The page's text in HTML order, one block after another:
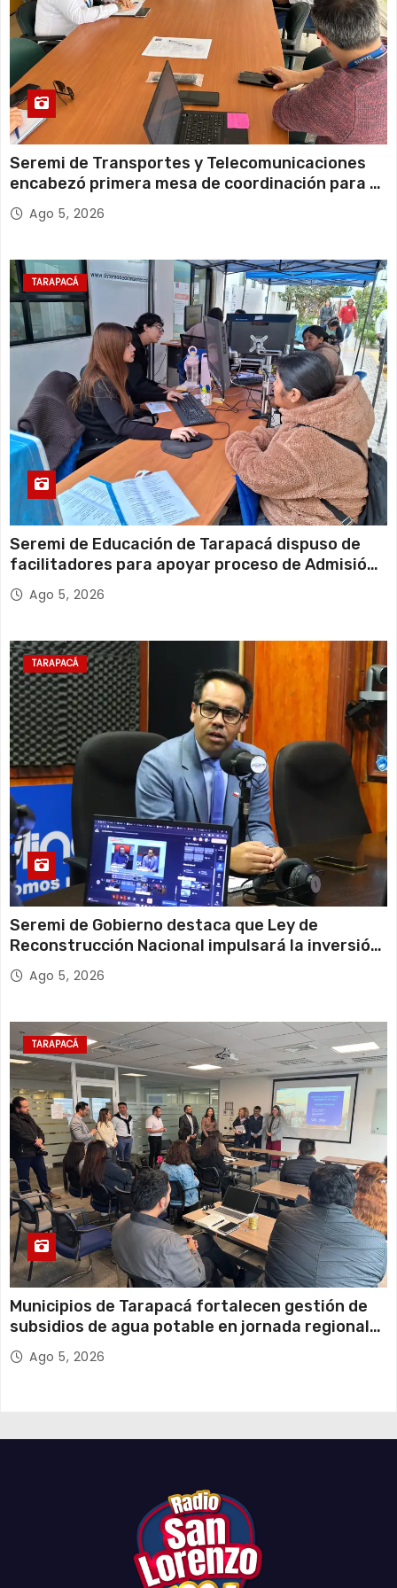
Seremi de Transportes y Telecomunicaciones
encabezó primera mesa de coordinación para el
retiro de cables en desuso en Iquique
Ago 5, 2026
TARAPACÁ
Seremi de Educación de Tarapacá dispuso de
facilitadores para apoyar proceso de Admisión
Escolar 2027
Ago 5, 2026
TARAPACÁ
Seremi de Gobierno destaca que Ley de
Reconstrucción Nacional impulsará la inversión
y el empleo en Tarapacá
Ago 5, 2026
TARAPACÁ
Municipios de Tarapacá fortalecen gestión de
subsidios de agua potable en jornada regional
organizada por Aguas del Altiplano y ANDESS
Ago 5, 2026